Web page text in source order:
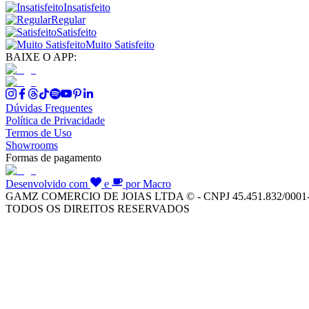
Insatisfeito
Regular
Satisfeito
Muito Satisfeito
BAIXE O APP:
Dúvidas Frequentes
Política de Privacidade
Termos de Uso
Showrooms
Formas de pagamento
Desenvolvido com e
por Macro
GAMZ COMERCIO DE JOIAS LTDA © - CNPJ 45.451.832/
TODOS OS DIREITOS RESERVADOS